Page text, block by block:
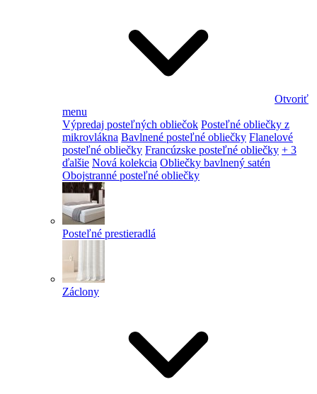
Otvoriť
menu
Výpredaj posteľných obliečok Posteľné obliečky z
mikrovlákna Bavlnené posteľné obliečky Flanelové
posteľné obliečky Francúzske posteľné obliečky + 3
ďalšie Nová kolekcia Obliečky bavlnený satén
Obojstranné posteľné obliečky
Posteľné prestieradlá
Záclony